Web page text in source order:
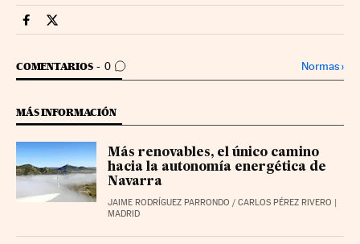
Companias Cinco Días en Facebook
Companias Cinco Días en Twitter
COMENTARIOS 0
IR A LOS COMENTARIOS Normas›
MÁS INFORMACIÓN
Más renovables, el único camino
hacia la autonomía energética de
Navarra
JAIME RODRÍGUEZ PARRONDO / CARLOS PÉREZ RIVERO
MADRID